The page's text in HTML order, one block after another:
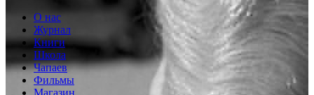
О нас
Журнал
Книги
Школа
Чапаев
Фильмы
Магазин